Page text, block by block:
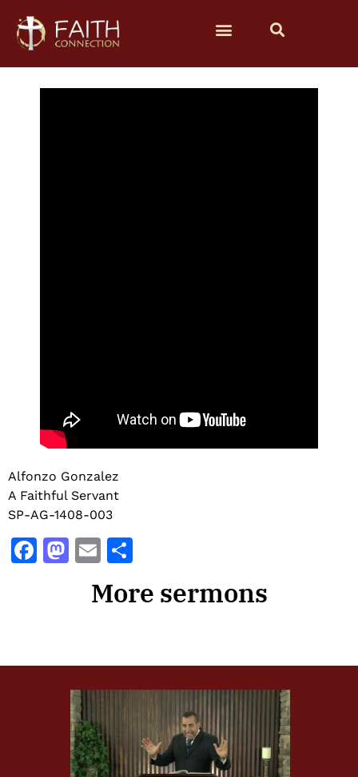
Alfonzo Gonzalez
A Faithful Servant
SP-AG-1408-003
Facebook
Mastodon
Email
More sermons